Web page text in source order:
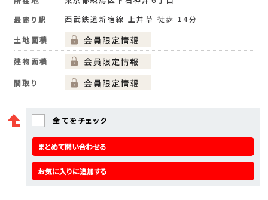
最寄り駅
西武鉄道新宿線 上井草 徒歩 14分
土地面積
建物面積
間取り
全てをチェック
まとめて問い合わせる
お気に入りに追加する